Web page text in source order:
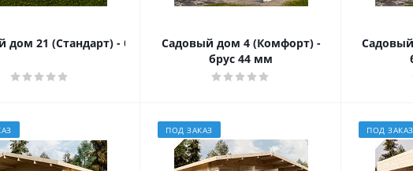
дом 21 (Стандарт) - брус 44 ммСадовый дом 4 (Комфорт) -
брус 44 мм
ПОД ЗАКАЗ ПОД ЗАКАЗ